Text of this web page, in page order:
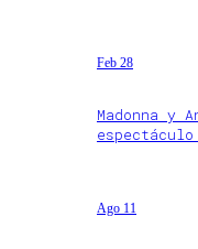
Feb 28
Madonna y
espectáculo
Ago 11